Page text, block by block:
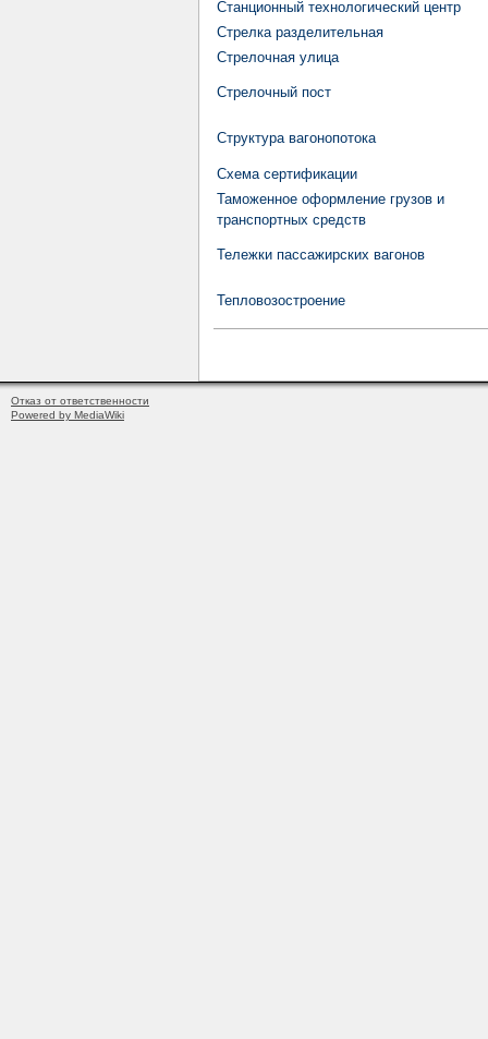
Станционный технологический центр
Стрелка разделительная
Стрелочная улица
Стрелочный пост
Структура вагонопотока
Схема сертификации
Таможенное оформление грузов и
транспортных средств
Тележки пассажирских вагонов
Тепловозостроение
Отказ от ответственности
Powered by MediaWiki